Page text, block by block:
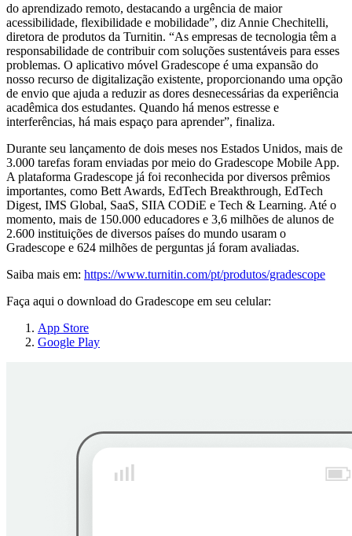
do aprendizado remoto, destacando a urgência de maior
acessibilidade, flexibilidade e mobilidade”, diz Annie Chechitelli,
diretora de produtos da Turnitin. “As empresas de tecnologia têm a
responsabilidade de contribuir com soluções sustentáveis para esses
problemas. O aplicativo móvel Gradescope é uma expansão do
nosso recurso de digitalização existente, proporcionando uma opção
de envio que ajuda a reduzir as dores desnecessárias da experiência
acadêmica dos estudantes. Quando há menos estresse e
interferências, há mais espaço para aprender”, finaliza.
Durante seu lançamento de dois meses nos Estados Unidos, mais de
3.000 tarefas foram enviadas por meio do Gradescope Mobile App.
A plataforma Gradescope já foi reconhecida por diversos prêmios
importantes, como Bett Awards, EdTech Breakthrough, EdTech
Digest, IMS Global, SaaS, SIIA CODiE e Tech & Learning. Até o
momento, mais de 150.000 educadores e 3,6 milhões de alunos de
2.600 instituições de diversos países do mundo usaram o
Gradescope e 624 milhões de perguntas já foram avaliadas.
Saiba mais em: https://www.turnitin.com/pt/produtos/gradescope
Faça aqui o download do Gradescope em seu celular:
App Store
Google Play